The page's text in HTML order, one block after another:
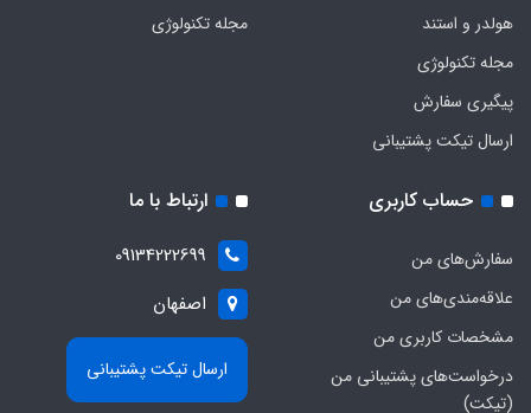
هولدر و استند
مجله تکنولوژی
پیگیری سفارش
ارسال تیکت پشتیبانی
مجله تکنولوژی
حساب کاربری
سفارش‌های من
علاقه‌مندی‌های من
مشخصات کاربری من
درخواست‌های پشتیبانی من
(تیکت)
ارتباط با ما
09134222699
اصفهان
ارسال تیکت پشتیبانی